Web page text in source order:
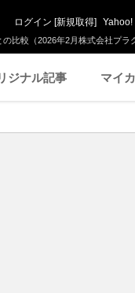
比較（2026年2月株式会社プラ
ログイン [新規取得] Yahoo!
ジナル記事 マイ